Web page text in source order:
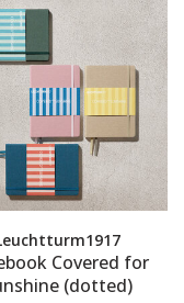
Covered for
(dotted)